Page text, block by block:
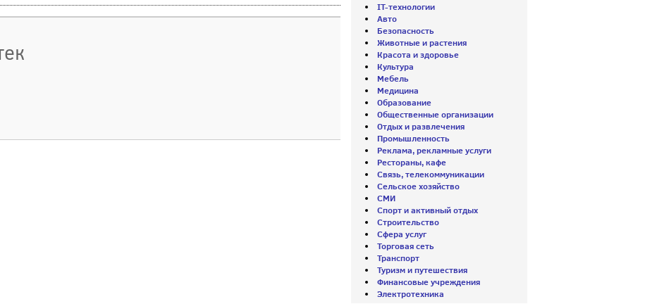
IT-технологии
Авто
Безопасность
Животные и растения
Красота и здоровье
Культура
Мебель
Медицина
Образование
Общественные организации
Отдых и развлечения
Промышленность
Реклама, рекламные услуги
Рестораны, кафе
Связь, телекоммуникации
Сельское хозяйство
СМИ
Спорт и активный отдых
Строительство
Сфера услуг
Торговая сеть
Транспорт
Туризм и путешествия
Финансовые учреждения
Электротехника